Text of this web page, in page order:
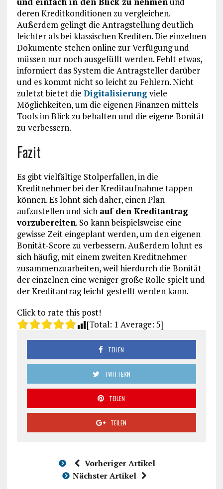
deren Kreditkonditionen zu vergleichen.
Außerdem gelingt die Antragstellung deutlich
leichter als bei klassischen Krediten. Die einzelnen
Dokumente stehen online zur Verfügung und
müssen nur noch ausgefüllt werden. Fehlt etwas,
informiert das System die Antragsteller darüber
und es kommt nicht so leicht zu Fehlern. Nicht
zuletzt bietet die Digitalisierungviele
Möglichkeiten, um die eigenen Finanzen mittels
Tools im Blick zu behalten und die eigene Bonität
zu verbessern.
Fazit
Es gibt vielfältige Stolperfallen, in die
Kreditnehmer bei der Kreditaufnahme tappen
können. Es lohnt sich daher, einen Plan
aufzustellen und sich auf den Kreditantrag
vorzubereiten. So kann beispielsweise eine
gewisse Zeit eingeplant werden, um den eigenen
Bonität-Score zu verbessern. Außerdem lohnt es
sich häufig, mit einem zweiten Kreditnehmer
zusammenzuarbeiten, weil hierdurch die Bonität
der einzelnen eine weniger große Rolle spielt und
der Kreditantrag leicht gestellt werden kann.
Click to rate this post!
[Total: 1 Average: 5]
TEILEN
TWITTERN
TEILEN
TEILEN
Vorheriger Artikel
Nächster Artikel